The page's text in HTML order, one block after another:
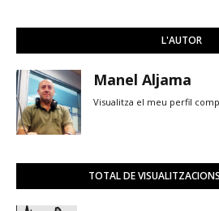
L'AUTOR
Manel Aljama
Visualitza el meu perfil
TOTAL DE